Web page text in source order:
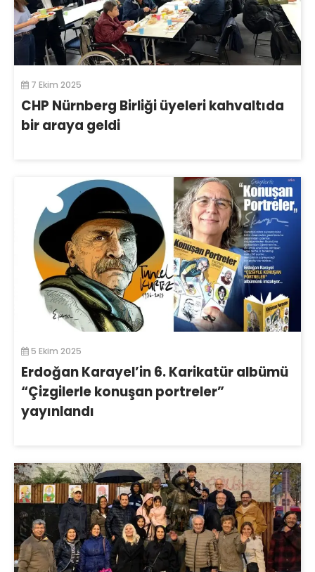
7 Ekim 2025
CHP Nürnberg Birliği üyeleri kahvaltıda
bir araya geldi
5 Ekim 2025
Erdoğan Karayel’in 6. Karikatür albümü
“Çizgilerle konuşan portreler”
yayınlandı